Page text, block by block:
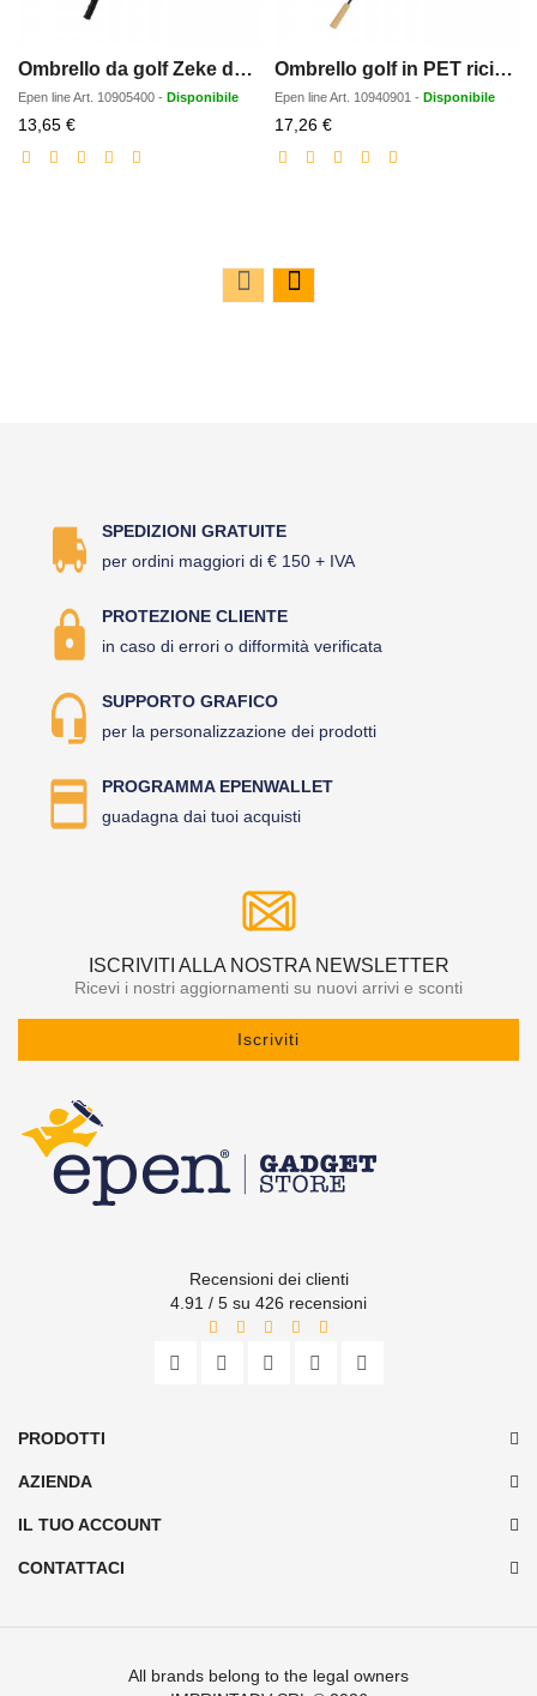
Ombrello da golf Zeke da 30
Epen lineArt. 10905400 - Disponibile
13,65 €Prezzo
scontato
Ombrello golf in PET riciclato antivento da 30 Romee
Epen lineArt. 10940901 - Disponibile
17,26 €Prezzo
scontato
SPEDIZIONI GRATUITE
per ordini maggiori di € 150 + IVA
PROTEZIONE CLIENTE
in caso di errori o difformità verificata
SUPPORTO GRAFICO
per la personalizzazione dei prodotti
PROGRAMMA EPENWALLET
guadagna dai tuoi acquisti
ISCRIVITI ALLA NOSTRA NEWSLETTER
Ricevi i nostri aggiornamenti su nuovi arrivi e sconti
Iscriviti
Recensioni dei clienti
4.91 / 5 su 426 recensioni
PRODOTTI
AZIENDA
IL TUO ACCOUNT
CONTATTACI
All brands belong to the legal owners